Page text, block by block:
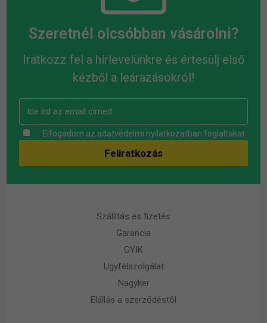
Szeretnél olcsóbban vásárolni?
Iratkozz fel a hírlevelünkre és értesülj első
kézből a leárazásokról!
Elfogadom az adatvédelmi nyilatkozatban foglaltakat
Szállítás és fizetés
Garancia
GYIK
Ügyfélszolgálat
Nagyker
Elállás a szerződéstől